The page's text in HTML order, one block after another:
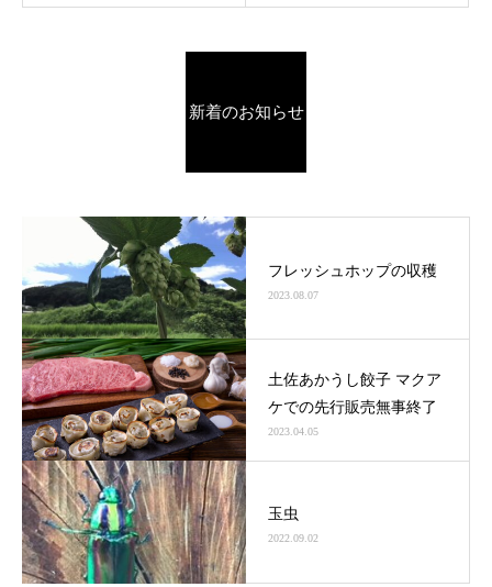
新着のお知らせ
フレッシュホップの収穫
2023.08.07
土佐あかうし餃子 マクア
ケでの先行販売無事終了
2023.04.05
玉虫
2022.09.02